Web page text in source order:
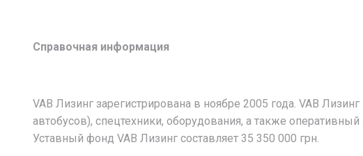
Справочная информация
VAB Лизинг зарегистрирована в ноябре 2005 года. VAB
автобусов), спецтехники, оборудования, а также
Уставный фонд VAB Лизинг составляет 35 350 000 грн.